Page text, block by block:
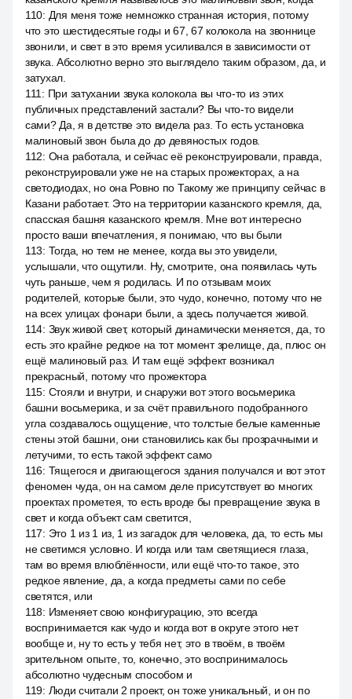
110: Для меня тоже немножко странная история, потому
что это шестидесятые годы и 67, 67 колокола на звоннице
звонили, и свет в это время усиливался в зависимости от
звука. Абсолютно верно это выглядело таким образом, да, и
затухал.
111 : При затухании звука колокола вы что-то из этих
публичных представлений застали? Вы что-то видели
сами? Да, я в детстве это видела раз. То есть установка
малиновый звон была до до девяностых годов.
112: Она работала, и сейчас её реконструировали, правда,
реконструировали уже не на старых прожекторах, а на
светодиодах, но она Ровно по Такому же принципу сейчас в
Казани работает. Это на территории казанского кремля, да,
спасская башня казанского кремля. Мне вот интересно
просто ваши впечатления, я понимаю, что вы были
113: Тогда, но тем не менее, когда вы это увидели,
услышали, что ощутили. Ну, смотрите, она появилась чуть
чуть раньше, чем я родилась. И по отзывам моих
родителей, которые были, это чудо, конечно, потому что не
на всех улицах фонари были, а здесь получается живой.
114: Звук живой свет, который динамически меняется, да, то
есть это крайне редкое на тот момент зрелище, да, плюс он
ещё малиновый раз. И там ещё эффект возникал
прекрасный, потому что прожектора
115: Стояли и внутри, и снаружи вот этого восьмерика
башни восьмерика, и за счёт правильного подобранного
угла создавалось ощущение, что толстые белые каменные
стены этой башни, они становились как бы прозрачными и
летучими, то есть такой эффект само
116: Тящегося и двигающегося здания получался и вот этот
феномен чуда, он на самом деле присутствует во многих
проектах прометея, то есть вроде бы превращение звука в
свет и когда объект сам светится,
117: Это 1 из 1 из, 1 из загадок для человека, да, то есть мы
не светимся условно. И когда или там светящиеся глаза,
там во время влюблённости, или ещё что-то такое, это
редкое явление, да, а когда предметы сами по себе
светятся, или
118: Изменяет свою конфигурацию, это всегда
воспринимается как чудо и когда вот в округе этого нет
вообще и, ну то есть у тебя нет, это в твоём, в твоём
зрительном опыте, то, конечно, это воспринималось
абсолютно чудесным способом и
119: Люди считали 2 проект, он тоже уникальный, и он по